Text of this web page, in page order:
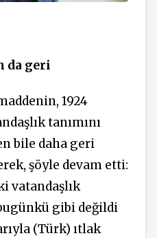
da geri
1924
tanımını
bile daha geri
şöyle devam etti:
vatandaşlık
gibi değildi
(Türk) ıtlak